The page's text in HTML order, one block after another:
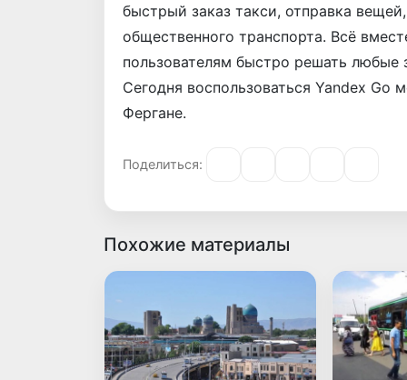
быстрый заказ такси, отправка
общественного транспорта. Всё
пользователям быстро решать любые
Сегодня воспользоваться Yandex
Фергане.
Поделиться:
Похожие материалы